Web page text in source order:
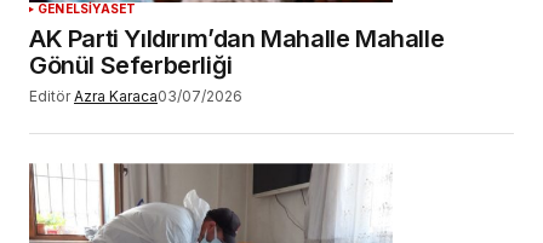
GENELSİYASET
AK Parti Yıldırım’dan Mahalle Mahalle
Gönül Seferberliği
Editör Azra Karaca03/07/2026